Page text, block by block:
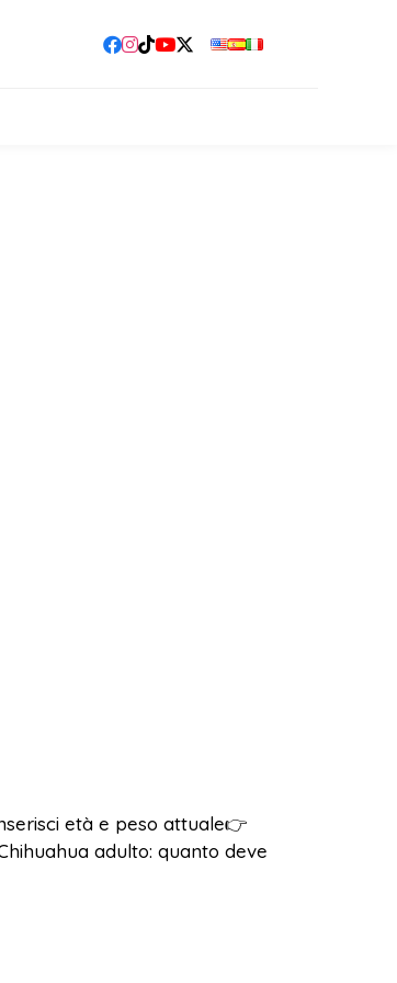
età e peso attuale👉
adulto: quanto deve